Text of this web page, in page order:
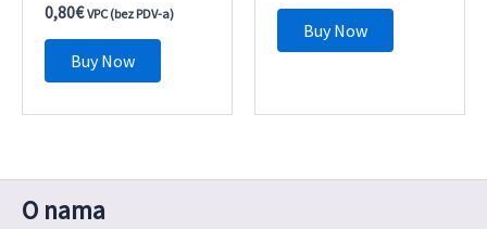
0,80€ VPC (bez PDV-a)
Buy Now
Buy Now
O nama